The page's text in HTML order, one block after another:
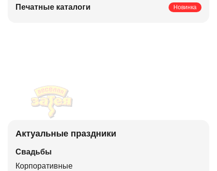
Печатные каталоги
Новинка
Актуальные праздники
Свадьбы
Корпоративные